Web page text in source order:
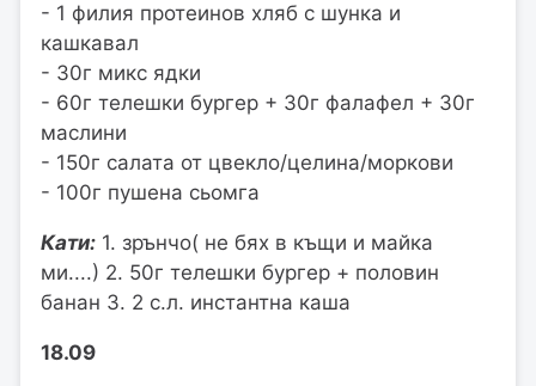
- 1 филия протеинов хляб с шунка и
кашкавал
- 30г микс ядки
- 60г телешки бургер + 30г фалафел + 30г
маслини
- 150г салата от цвекло/целина/моркови
- 100г пушена сьомга
Кати: 1. зрънчо( не бях в къщи и майка
ми....) 2. 50г телешки бургер + половин
банан 3. 2 с.л. инстантна каша
18.09